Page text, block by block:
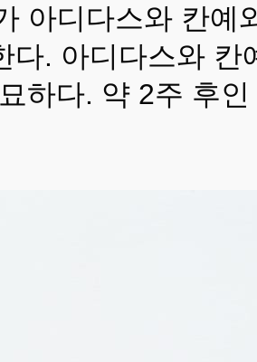
 아디다스와 칸
. 아디다스와
하다. 약 2주 후